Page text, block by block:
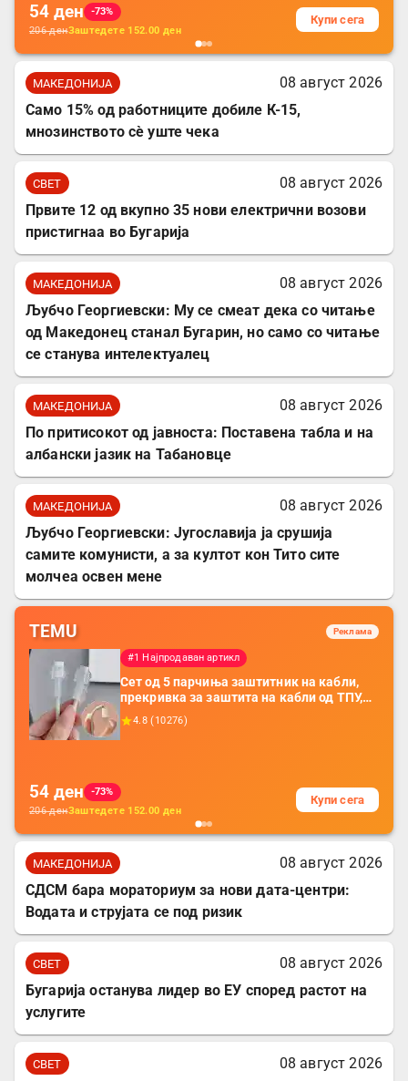
54 ден
-73%
206денЗаштедете 152.00 ден
Купи сега
МАКЕДОНИЈА
08 август 2026
Само 15% од работниците добиле К-15,
мнозинството сè уште чека
СВЕТ
08 август 2026
Првите 12 од вкупно 35 нови електрични возови
пристигнаа во Бугарија
МАКЕДОНИЈА
08 август 2026
Љубчо Георгиевски: Му се смеат дека со читање
од Македонец станал Бугарин, но само со читање
се станува интелектуалец
МАКЕДОНИЈА
08 август 2026
По притисокот од јавноста: Поставена табла и на
албански јазик на Табановце
МАКЕДОНИЈА
08 август 2026
Љубчо Георгиевски: Југославија ја срушија
самите комунисти, а за култот кон Тито сите
молчеа освен мене
TEMU Реклама
#1 Најпродаван артикл
Сет од 5 парчиња заштитник на кабли,
прекривка за заштита на кабли од ТПУ,
додатоци за заштита на кабли, без
батерија, за мобилни телефони, комплет
4.8 ( 10276)
54 ден
-73%
206денЗаштедете 152.00 ден
Купи сега
МАКЕДОНИЈА
08 август 2026
СДСМ бара мораториум за нови дата-центри:
Водата и струјата се под ризик
СВЕТ
08 август 2026
Бугарија останува лидер во ЕУ според растот на
услугите
СВЕТ
08 август 2026